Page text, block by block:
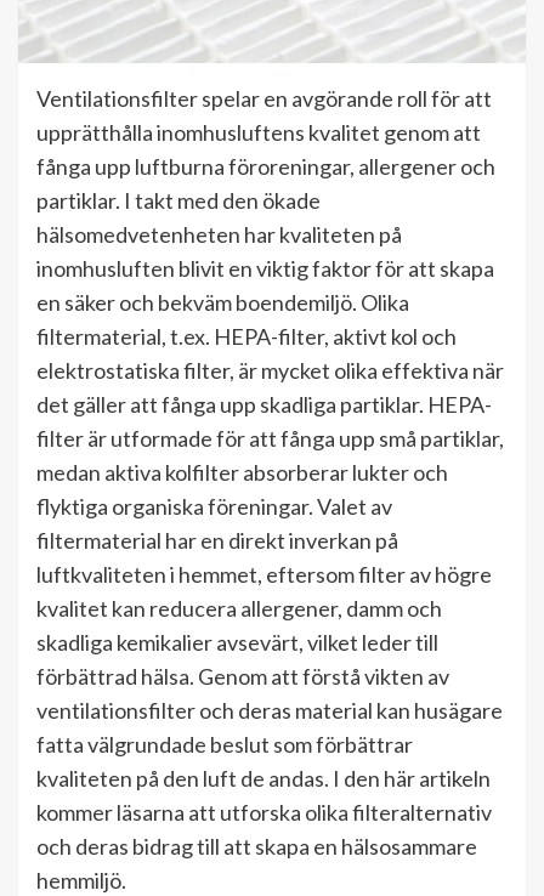
Ventilationsfilter spelar en avgörande roll för att
upprätthålla inomhusluftens kvalitet genom att
fånga upp luftburna föroreningar, allergener och
partiklar. I takt med den ökade
hälsomedvetenheten har kvaliteten på
inomhusluften blivit en viktig faktor för att skapa
en säker och bekväm boendemiljö. Olika
filtermaterial, t.ex. HEPA-filter, aktivt kol och
elektrostatiska filter, är mycket olika effektiva när
det gäller att fånga upp skadliga partiklar. HEPA-
filter är utformade för att fånga upp små partiklar,
medan aktiva kolfilter absorberar lukter och
flyktiga organiska föreningar. Valet av
filtermaterial har en direkt inverkan på
luftkvaliteten i hemmet, eftersom filter av högre
kvalitet kan reducera allergener, damm och
skadliga kemikalier avsevärt, vilket leder till
förbättrad hälsa. Genom att förstå vikten av
ventilationsfilter och deras material kan husägare
fatta välgrundade beslut som förbättrar
kvaliteten på den luft de andas. I den här artikeln
kommer läsarna att utforska olika filteralternativ
och deras bidrag till att skapa en hälsosammare
hemmiljö.